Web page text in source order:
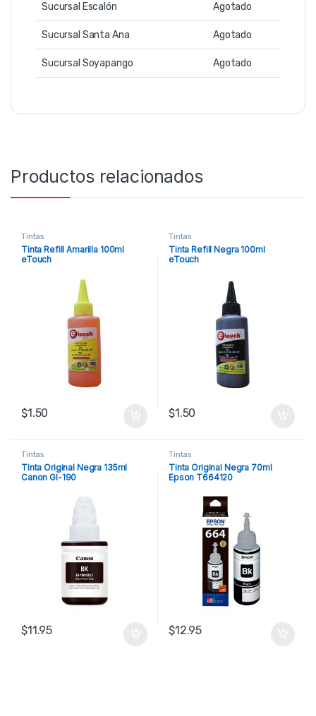
Sucursal Escalón Agotado
Sucursal Santa Ana Agotado
Sucursal Soyapango Agotado
Productos relacionados
Tintas
Tinta Refill Amarilla 100ml
eTouch
$1.50
Tintas
Tinta Refill Negra 100ml
eTouch
$1.50
Tintas
Tinta Original Negra 135ml
Canon GI-190
$11.95
Tintas
Tinta Original Negra 70ml
Epson T664120
$12.95